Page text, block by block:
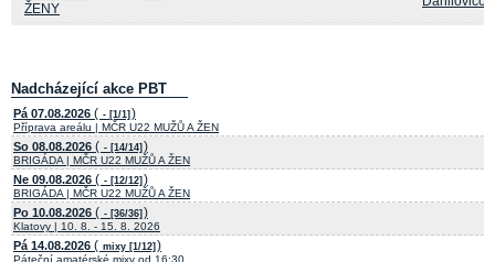
ŽENY
Nadcházející akce PBT
Pá 07.08.2026 ( - [1/1] )
Příprava areálu | MČR U22 MUŽŮ A ŽEN
So 08.08.2026 ( - [14/14] )
BRIGÁDA | MČR U22 MUŽŮ A ŽEN
Ne 09.08.2026 ( - [12/12] )
BRIGÁDA | MČR U22 MUŽŮ A ŽEN
Po 10.08.2026 ( - [36/36] )
Klatovy | 10. 8. - 15. 8. 2026
Pá 14.08.2026 ( mixy [1/12] )
Páteční amatérské mixy od 16:30